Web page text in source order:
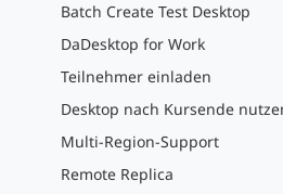
Batch Create Test Desktop
DaDesktop for Work
Teilnehmer einladen
Desktop nach Kursende
Multi-Region-Support
Remote Replica